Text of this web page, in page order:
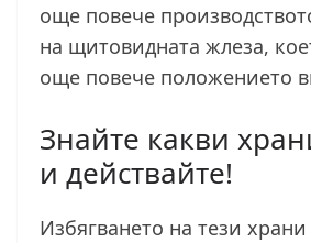
още повече
на щитовидната жлеза,
още повече положението
Знайте какви
и действайте!
Избягването на тези